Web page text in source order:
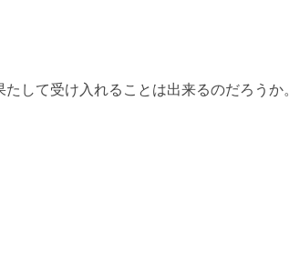
して受け入れることは出来るのだろうか。